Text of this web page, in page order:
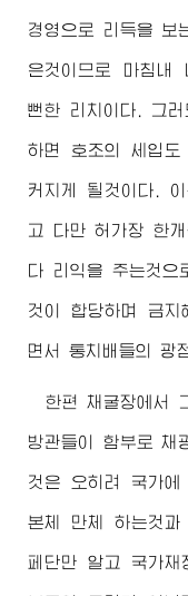
경영으로 리득을 보
은것이므로 마침내
뻔한 리치이다. 그
하면 호조의 세입도
커지게 될것이다.
고 다만 허가장 한
다 리익을 주는것으
것이 합당하며 금지
면서 통치배들의 광
한편 채굴장에서
방관들이 함부로 채
것은 오히려 국가에
본체 만체 하는것과
페단만 알고 국가재